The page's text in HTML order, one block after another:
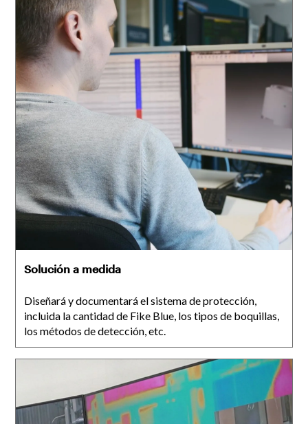
Solución a medida
Diseñará y documentará el sistema de protección,
incluida la cantidad de Fike Blue, los tipos de boquillas,
los métodos de detección, etc.